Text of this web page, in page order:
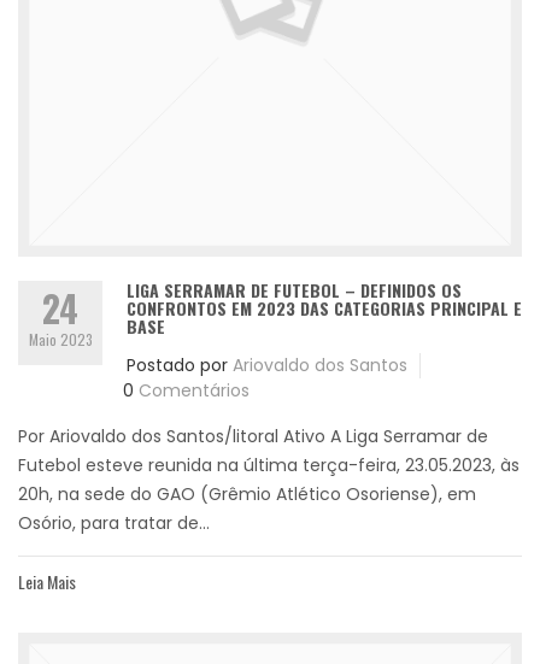
24
Maio 2023
LIGA SERRAMAR DE FUTEBOL – DEFINIDOS OS
CONFRONTOS EM 2023 DAS CATEGORIAS PRINCIPAL E
BASE
Postado por Ariovaldo dos Santos
0 Comentários
Por Ariovaldo dos Santos/litoral Ativo A Liga Serramar de
Futebol esteve reunida na última terça-feira, 23.05.2023, às
20h, na sede do GAO (Grêmio Atlético Osoriense), em
Osório, para tratar de...
Leia Mais